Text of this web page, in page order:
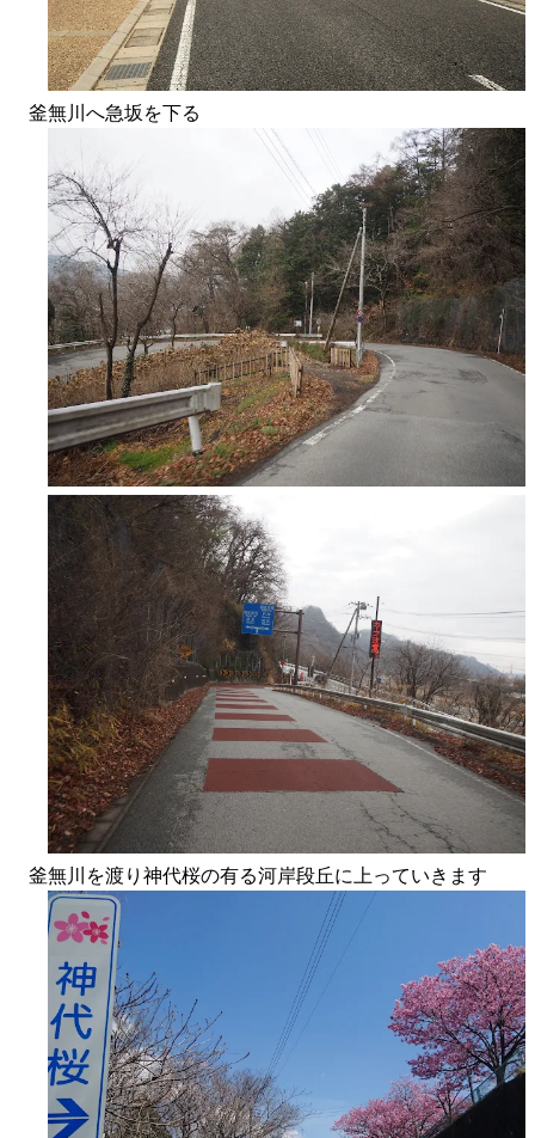
釜無川へ急坂を下る
釜無川を渡り神代桜の有る河岸段丘に上っていきます